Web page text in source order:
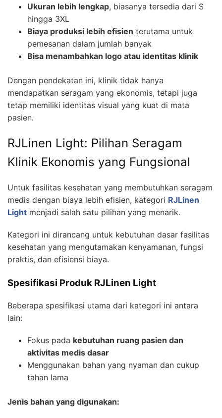
Ukuran lebih lengkap, biasanya tersedia dari S
hingga 3XL
Biaya produksi lebih efisien terutama untuk
pemesanan dalam jumlah banyak
Bisa menambahkan logo atau identitas klinik
Dengan pendekatan ini, klinik tidak hanya
mendapatkan seragam yang ekonomis, tetapi juga
tetap memiliki identitas visual yang kuat di mata
pasien.
RJLinen Light: Pilihan Seragam
Klinik Ekonomis yang Fungsional
Untuk fasilitas kesehatan yang membutuhkan seragam
medis dengan biaya lebih efisien, kategori RJLinen
Light menjadi salah satu pilihan yang menarik.
Kategori ini dirancang untuk kebutuhan dasar fasilitas
kesehatan yang mengutamakan kenyamanan, fungsi
praktis, dan efisiensi biaya.
Spesifikasi Produk RJLinen Light
Beberapa spesifikasi utama dari kategori ini antara
lain:
Fokus pada kebutuhan ruang pasien dan
aktivitas medis dasar
Menggunakan bahan yang nyaman dan cukup
tahan lama
Jenis bahan yang digunakan: